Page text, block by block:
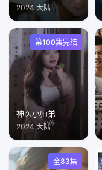
2024 大陆
第100集完结
神医小师弟
2024 大陆
全83集